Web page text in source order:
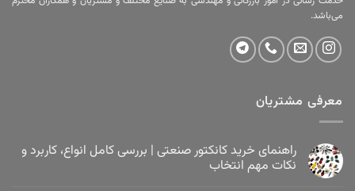
می‌باشد.
معرفی مشتریان
راهنمای خرید کانکتور صنعتی | بررسی کامل انواع، کاربرد و
نکات مهم انتخاب